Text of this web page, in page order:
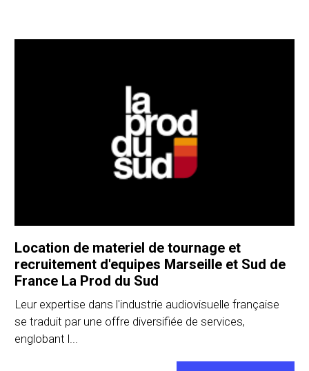
Location de materiel de tournage et
recruitement d'equipes Marseille et Sud de
France La Prod du Sud
Leur expertise dans l'industrie audiovisuelle française
se traduit par une offre diversifiée de services,
englobant l...